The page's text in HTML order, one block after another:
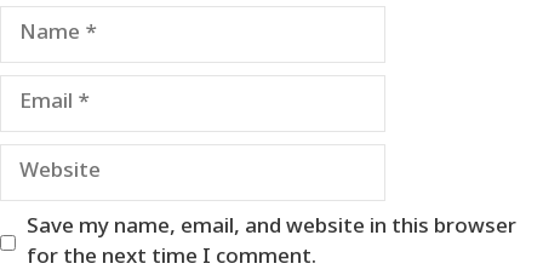
Name
Email
Website
Save my name, email, and website in this browser
for the next time I comment.